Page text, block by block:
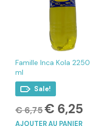
Famille Inca Kola 2250
ml
Sale!
€6,75 Le
prix
initial
€ 6,25
AJOUTER AU PANIER